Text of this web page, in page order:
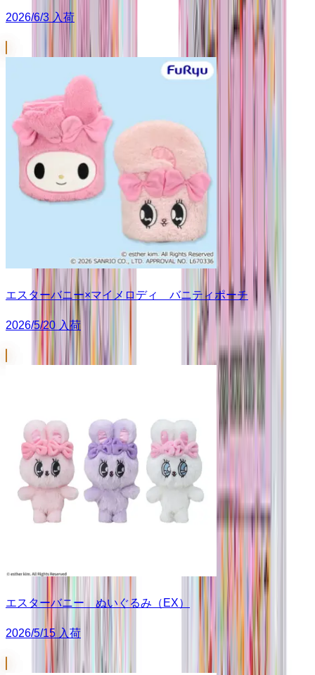
2026/6/3 入荷
エスターバニー×マイメロディ バニティポーチ
2026/5/20 入荷
エスターバニー ぬいぐるみ（EX）
2026/5/15 入荷